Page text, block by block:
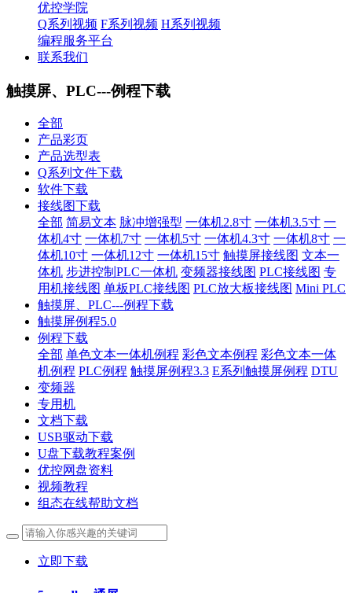
优控学院
Q系列视频 F系列视频 H系列视频
编程服务平台
联系我们
触摸屏、PLC---例程下载
全部
产品彩页
产品选型表
Q系列文件下载
软件下载
接线图下载
全部 简易文本 脉冲增强型 一体机2.8寸 一体机3.5寸 一
体机4寸 一体机7寸 一体机5寸 一体机4.3寸 一体机8寸 一
体机10寸 一体机12寸 一体机15寸 触摸屏接线图 文本一
体机 步进控制PLC一体机 变频器接线图 PLC接线图 专
用机接线图 单板PLC接线图 PLC放大板接线图 Mini PLC
触摸屏、PLC---例程下载
触摸屏例程5.0
例程下载
全部 单色文本一体机例程 彩色文本例程 彩色文本一体
机例程 PLC例程 触摸屏例程3.3 E系列触摸屏例程 DTU
变频器
专用机
文档下载
USB驱动下载
U盘下载教程案例
优控网盘资料
视频教程
组态在线帮助文档
立即下载